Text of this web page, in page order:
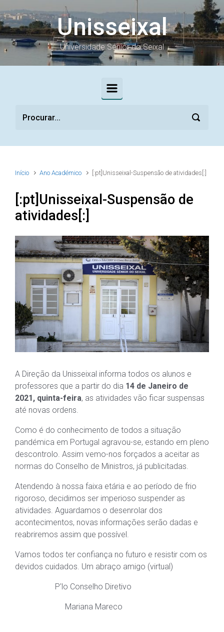
Skip to main content
Unisseixal
Universidade Sénior do Seixal
Início Ano Académico [:pt]Unisseixal-Suspensão de atividades[:]
[:pt]Unisseixal-Suspensão de
atividades[:]
A Direção da Unisseixal informa todos os alunos e
professores que a partir do dia 14 de Janeiro de
2021, quinta-feira, as atividades vão ficar suspensas
até novas ordens.
Como é do conhecimento de todos a situação
pandémica em Portugal agravou-se, estando em pleno
descontrolo. Assim vemo-nos forçados a aceitar as
normas do Conselho de Ministros, já publicitadas.
Atendendo à nossa faixa etária e ao período de frio
rigoroso, decidimos ser imperioso suspender as
atividades. Aguardamos o desenrolar dos
acontecimentos, novas informações serão dadas e
reabriremos assim que possível.
Vamos todos ter confiança no futuro e resistir com os
devidos cuidados. Um abraço amigo (virtual)
P'lo Conselho Diretivo
Mariana Mareco